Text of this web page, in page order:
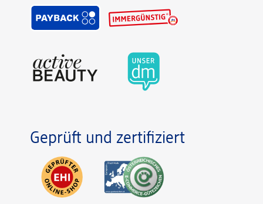
Geprüft und zertifiziert